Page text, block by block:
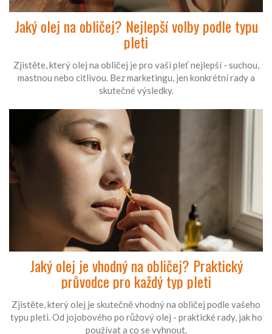
Jaký olej na obličej? Nejlepší volby podle typu
pleti
Zjistěte, který olej na obličej je pro vaši pleť nejlepší - suchou,
mastnou nebo citlivou. Bez marketingu, jen konkrétní rady a
skutečné výsledky.
Jaký olej je vhodný na obličej? Praktický
průvodce pro každý typ pleti
Zjistěte, který olej je skutečně vhodný na obličej podle vašeho
typu pleti. Od jojobového po růžový olej - praktické rady, jak ho
používat a co se vyhnout.